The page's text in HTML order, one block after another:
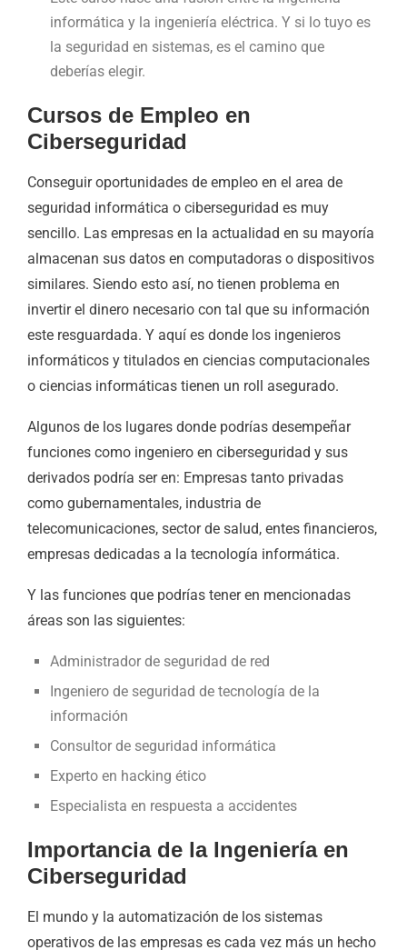
informática y la ingeniería eléctrica. Y si lo tuyo es
la seguridad en sistemas, es el camino que
deberías elegir.
Cursos de Empleo en
Ciberseguridad
Conseguir oportunidades de empleo en el area de
seguridad informática o ciberseguridad es muy
sencillo. Las empresas en la actualidad en su mayoría
almacenan sus datos en computadoras o dispositivos
similares. Siendo esto así, no tienen problema en
invertir el dinero necesario con tal que su información
este resguardada. Y aquí es donde los ingenieros
informáticos y titulados en ciencias computacionales
o ciencias informáticas tienen un roll asegurado.
Algunos de los lugares donde podrías desempeñar
funciones como ingeniero en ciberseguridad y sus
derivados podría ser en: Empresas tanto privadas
como gubernamentales, industria de
telecomunicaciones, sector de salud, entes financieros,
empresas dedicadas a la tecnología informática.
Y las funciones que podrías tener en mencionadas
áreas son las siguientes:
Administrador de seguridad de red
Ingeniero de seguridad de tecnología de la
información
Consultor de seguridad informática
Experto en hacking ético
Especialista en respuesta a accidentes
Importancia de la Ingeniería en
Ciberseguridad
El mundo y la automatización de los sistemas
operativos de las empresas es cada vez más un hecho